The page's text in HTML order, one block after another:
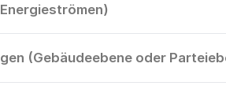
(Gebäudeebene oder